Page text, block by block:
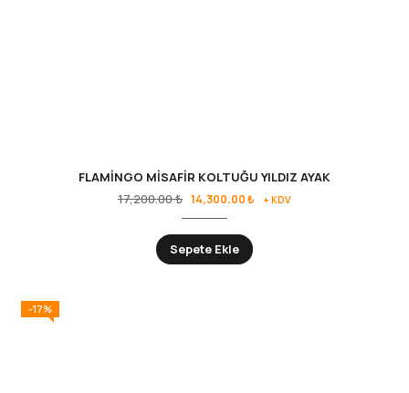
FLAMİNGO MİSAFİR KOLTUĞU YILDIZ AYAK
17,200.00₺ 14,300.00₺ + KDV
Sepete Ekle
-17%